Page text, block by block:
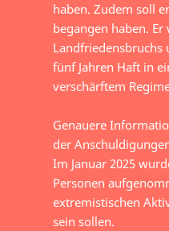
haben. Zudem soll
begangen haben.
Landfriedensbruchs
fünf Jahren Haft in
verschärftem
Genauere
der
Im Januar 2025
Personen
extremistischen
sein sollen.